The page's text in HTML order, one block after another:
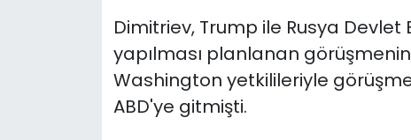
Dimitriev, Trump ile Rusya Devlet
yapılması planlanan
Washington yetkilileriyle
ABD'ye gitmişti.